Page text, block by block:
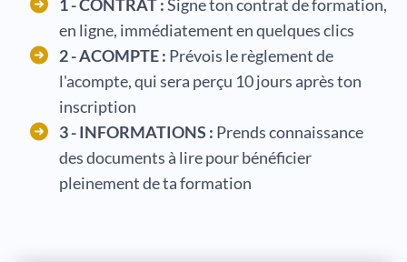
1 - CONTRAT :Signe ton contrat de formation,
en ligne, immédiatement en quelques clics
2 - ACOMPTE : Prévois le règlement de
l'acompte, qui sera perçu 10 jours après ton
inscription
3 - INFORMATIONS : Prends connaissance
des documents à lire pour bénéficier
pleinement de ta formation